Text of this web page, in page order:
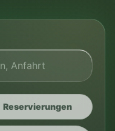
Reservierungen